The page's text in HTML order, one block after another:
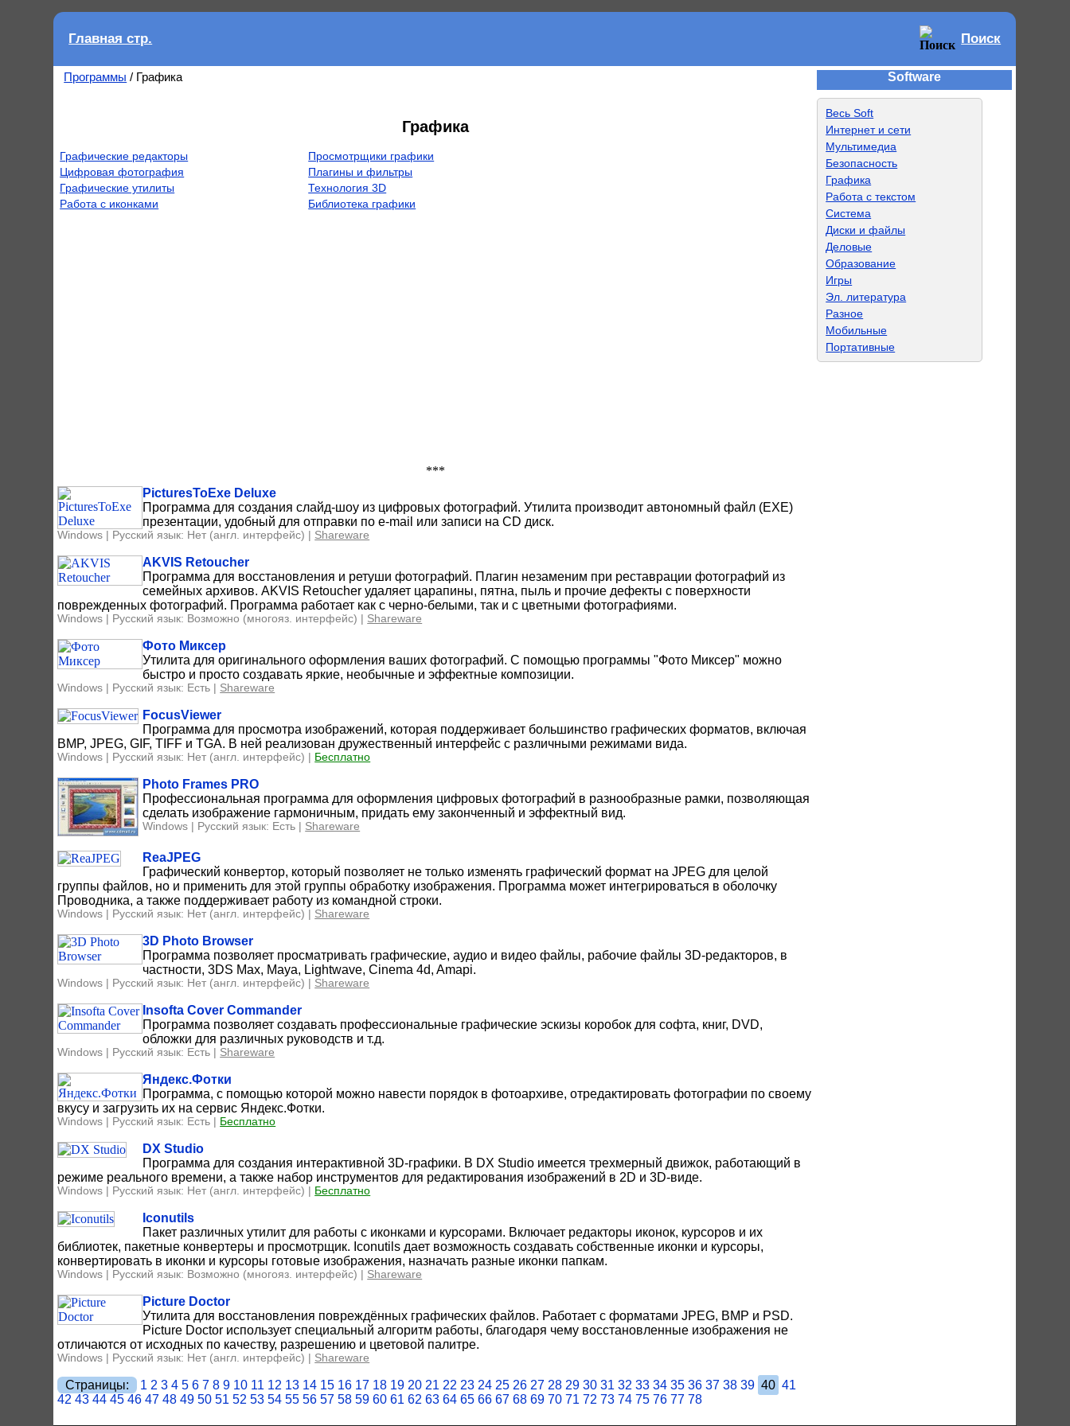
Главная стр. Поиск
Программы / Графика
Графика
Графические редакторы
Просмотрщики графики
Цифровая фотография
Плагины и фильтры
Графические утилиты
Технология 3D
Работа с иконками
Библиотека графики
***
PicturesToExe Deluxe
Программа для создания слайд-шоу из цифровых фотографий. Утилита производит автономный файл (EXE)
презентации, удобный для отправки по e-mail или записи на CD диск.
Windows | Русский язык: Нет (англ. интерфейс) | Shareware
AKVIS Retoucher
Программа для восстановления и ретуши фотографий. Плагин незаменим при реставрации фотографий из
семейных архивов. AKVIS Retoucher удаляет царапины, пятна, пыль и прочие дефекты с поверхности
поврежденных фотографий. Программа работает как с черно-белыми, так и с цветными фотографиями.
Windows | Русский язык: Возможно (многояз. интерфейс) | Shareware
Фото Миксер
Утилита для оригинального оформления ваших фотографий. С помощью программы "Фото Миксер" можно
быстро и просто создавать яркие, необычные и эффектные композиции.
Windows | Русский язык: Есть | Shareware
FocusViewer
Программа для просмотра изображений, которая поддерживает большинство графических форматов, включая
BMP, JPEG, GIF, TIFF и TGA. В ней реализован дружественный интерфейс с различными режимами вида.
Windows | Русский язык: Нет (англ. интерфейс) | Бесплатно
Photo Frames PRO
Профессиональная программа для оформления цифровых фотографий в разнообразные рамки, позволяющая
сделать изображение гармоничным, придать ему законченный и эффектный вид.
Windows | Русский язык: Есть | Shareware
ReaJPEG
Графический конвертор, который позволяет не только изменять графический формат на JPEG для целой
группы файлов, но и применить для этой группы обработку изображения. Программа может интегрироваться в оболочку
Проводника, а также поддерживает работу из командной строки.
Windows | Русский язык: Нет (англ. интерфейс) | Shareware
3D Photo Browser
Программа позволяет просматривать графические, аудио и видео файлы, рабочие файлы 3D-редакторов, в
частности, 3DS Max, Maya, Lightwave, Cinema 4d, Amapi.
Windows | Русский язык: Нет (англ. интерфейс) | Shareware
Insofta Cover Commander
Программа позволяет создавать профессиональные графические эскизы коробок для софта, книг, DVD,
обложки для различных руководств и т.д.
Windows | Русский язык: Есть | Shareware
Яндекс.Фотки
Программа, с помощью которой можно навести порядок в фотоархиве, отредактировать фотографии по своему
вкусу и загрузить их на сервис Яндекс.Фотки.
Windows | Русский язык: Есть | Бесплатно
DX Studio
Программа для создания интерактивной 3D-графики. В DX Studio имеется трехмерный движок, работающий в
режиме реального времени, а также набор инструментов для редактирования изображений в 2D и 3D-виде.
Windows | Русский язык: Нет (англ. интерфейс) | Бесплатно
Iconutils
Пакет различных утилит для работы с иконками и курсорами. Включает редакторы иконок, курсоров и их
библиотек, пакетные конвертеры и просмотрщик. Iconutils дает возможность создавать собственные иконки и курсоры,
конвертировать в иконки и курсоры готовые изображения, назначать разные иконки папкам.
Windows | Русский язык: Возможно (многояз. интерфейс) | Shareware
Picture Doctor
Утилита для восстановления повреждённых графических файлов. Работает с форматами JPEG, BMP и PSD.
Picture Doctor использует специальный алгоритм работы, благодаря чему восстановленные изображения не
отличаются от исходных по качеству, разрешению и цветовой палитре.
Windows | Русский язык: Нет (англ. интерфейс) | Shareware
Страницы: 1 2 3 4 5 6 7 8 9 10 11 12 13 14 15 16 17 18 19 20 21 22 23 24 25 26 27 28 29 30 31 32 33 34 35 36 37 38 39 40 41
42 43 44 45 46 47 48 49 50 51 52 53 54 55 56 57 58 59 60 61 62 63 64 65 66 67 68 69 70 71 72 73 74 75 76 77 78
Software
Весь Soft
Интернет и сети
Мультимедиа
Безопасность
Графика
Работа с текстом
Система
Диски и файлы
Деловые
Образование
Игры
Эл. литература
Разное
Мобильные
Портативные